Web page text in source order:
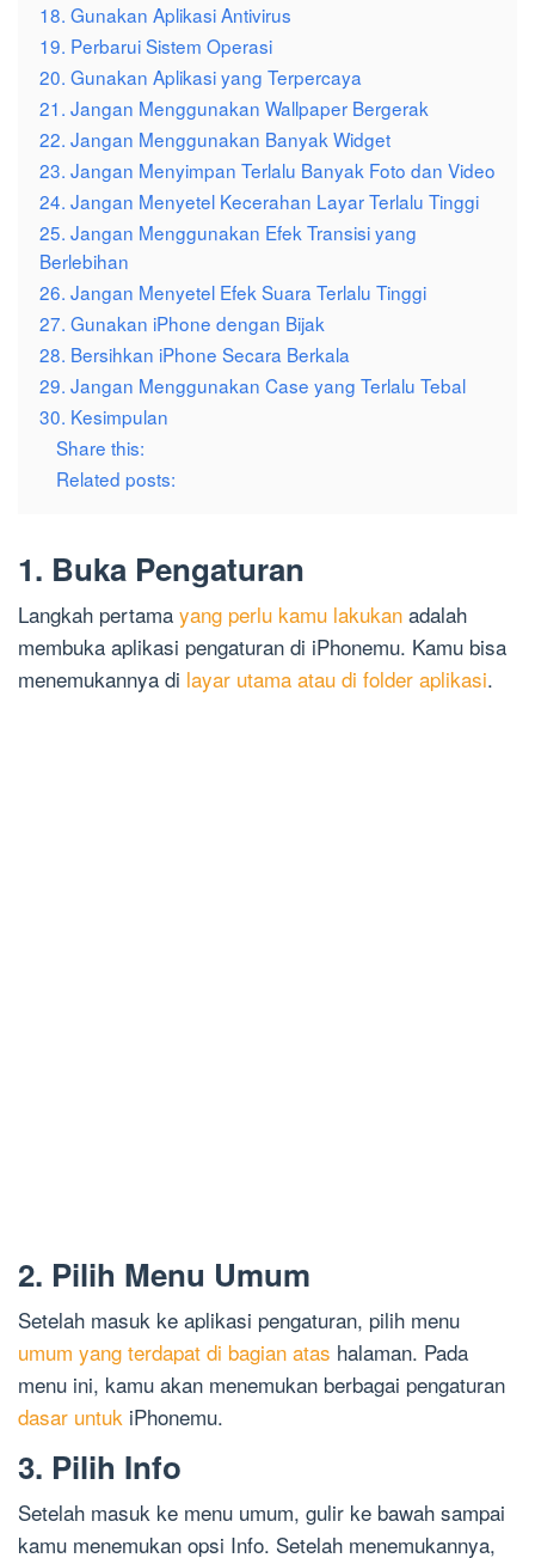
18. Gunakan Aplikasi Antivirus
19. Perbarui Sistem Operasi
20. Gunakan Aplikasi yang Terpercaya
21. Jangan Menggunakan Wallpaper Bergerak
22. Jangan Menggunakan Banyak Widget
23. Jangan Menyimpan Terlalu Banyak Foto dan Video
24. Jangan Menyetel Kecerahan Layar Terlalu Tinggi
25. Jangan Menggunakan Efek Transisi yang
Berlebihan
26. Jangan Menyetel Efek Suara Terlalu Tinggi
27. Gunakan iPhone dengan Bijak
28. Bersihkan iPhone Secara Berkala
29. Jangan Menggunakan Case yang Terlalu Tebal
30. Kesimpulan
Share this:
Related posts:
1. Buka Pengaturan
Langkah pertama yang perlu kamu lakukan adalah
membuka aplikasi pengaturan di iPhonemu. Kamu bisa
menemukannya di layar utama atau di folder aplikasi.
2. Pilih Menu Umum
Setelah masuk ke aplikasi pengaturan, pilih menu
umum yang terdapat di bagian atas halaman. Pada
menu ini, kamu akan menemukan berbagai pengaturan
dasar untuk iPhonemu.
3. Pilih Info
Setelah masuk ke menu umum, gulir ke bawah sampai
kamu menemukan opsi Info. Setelah menemukannya,